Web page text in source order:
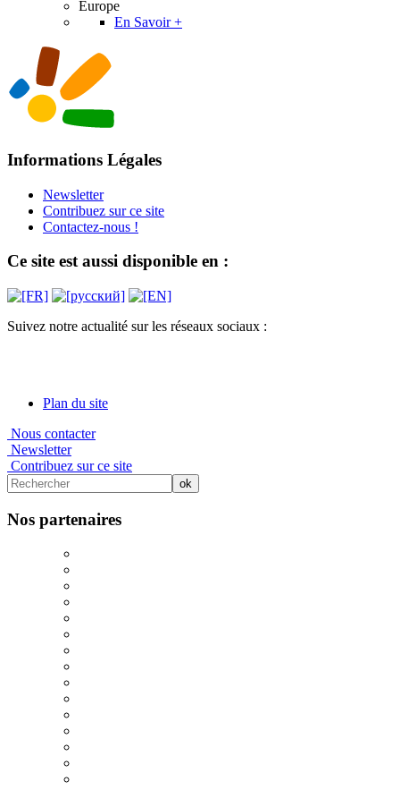
Europe
En Savoir +
Informations Légales
Newsletter
Contribuez sur ce site
Contactez-nous !
Ce site est aussi disponible en :
Suivez notre actualité sur les réseaux sociaux :
Plan du site
Nous contacter
Newsletter
Contribuez sur ce site
Nos partenaires